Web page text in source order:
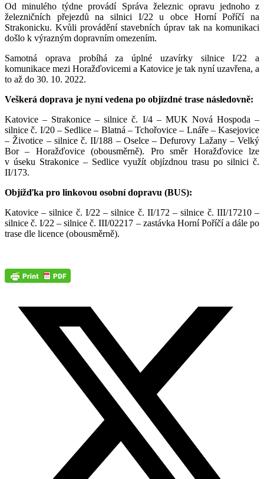
Od minulého týdne provádí Správa železnic opravu jednoho z
železničních přejezdů na silnici I/22 u obce Horní Poříčí na
Strakonicku. Kvůli provádění stavebních úprav tak na komunikaci
došlo k výrazným dopravním omezením.
Samotná oprava probíhá za úplné uzavírky silnice I/22 a
komunikace mezi Horažďovicemi a Katovice je tak nyní uzavřena, a
to až do 30. 10. 2022.
Veškerá doprava je nyní vedena po objízdné trase následovně:
Katovice – Strakonice – silnice č. I/4 – MUK Nová Hospoda –
silnice č. I/20 – Sedlice – Blatná – Tchořovice – Lnáře – Kasejovice
– Životice – silnice č. II/188 – Oselce – Defurovy Lažany – Velký
Bor – Horažďovice (obousměrně). Pro směr Horažďovice lze
v úseku Strakonice – Sedlice využít objízdnou trasu po silnici č.
II/173.
Objížďka pro linkovou osobní dopravu (BUS):
Katovice – silnice č. I/22 – silnice č. II/172 – silnice č. III/17210 –
silnice č. I/22 – silnice č. III/02217 – zastávka Horní Poříčí a dále po
trase dle licence (obousměrně).